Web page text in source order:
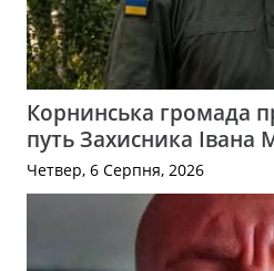
Корнинська громада
путь Захисника Івана
Четвер, 6 Серпня, 2026